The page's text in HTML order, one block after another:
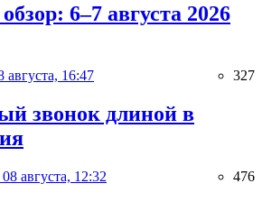
6–7 августа 2026
августа, 16:47 327
звонок длиной в
08 августа, 12:32 476